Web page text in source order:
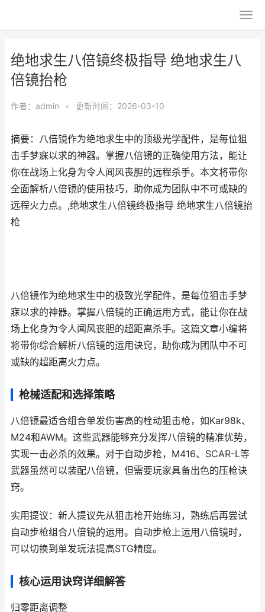
绝地求生八倍镜终极指导 绝地求生八
倍镜抬枪
作者： admin • 更新时间：2026-03-10
摘要：八倍镜作为绝地求生中的顶级光学配件，是每位狙
击手梦寐以求的神器。掌握八倍镜的正确使用方法，能让
你在战场上化身为令人闻风丧胆的远程杀手。本文将带你
全面解析八倍镜的使用技巧，助你成为团队中不可或缺的
远程火力点。,绝地求生八倍镜终极指导 绝地求生八倍镜抬
枪
八倍镜作为绝地求生中的极致光学配件，是每位狙击手梦
寐以求的神器。掌握八倍镜的正确运用方式，能让你在战
场上化身为令人闻风丧胆的超距离杀手。这篇文章小编将
将带你综合解析八倍镜的运用诀窍，助你成为团队中不可
或缺的超距离火力点。
枪械适配和选择策略
八倍镜最适合组合单发伤害高的栓动狙击枪，如Kar98k、
M24和AWM。这些武器能够充分发挥八倍镜的精准优势，
实现一击必杀的效果。对于自动步枪，M416、SCAR-L等
武器虽然可以装配八倍镜，但需要玩家具备出色的压枪诀
窍。
实用提议：新人提议先从狙击枪开始练习，熟练后再尝试
自动步枪组合八倍镜的运用。自动步枪上运用八倍镜时，
可以切换到单发玩法提高STG精度。
核心运用诀窍详细解答
归零距离调整